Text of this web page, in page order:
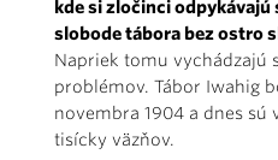
kde si zločinci
slobode tábora bez ostro
Napriek tomu vychádzajú
problémov. Tábor Iwahig
novembra 1904 a dnes
tisícky väzňov.